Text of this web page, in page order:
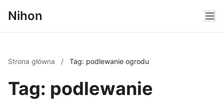
Nihon
Strona główna / Tag: podlewanie ogrodu
Tag: podlewanie